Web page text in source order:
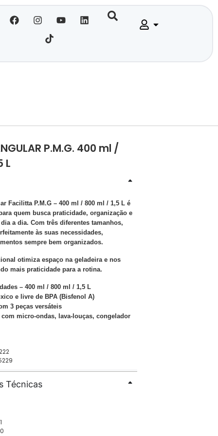
P.M.G. 400 ml /
L
Facilitta P.M.G – 400 ml / 800 ml / 1,5 L é
quem busca praticidade, organização e
a dia. Com três diferentes tamanhos,
às suas necessidades,
sempre bem organizados.
otimiza espaço na geladeira e nos
mais praticidade para a rotina.
– 400 ml / 800 ml / 1,5 L
e livre de BPA (Bisfenol A)
3 peças versáteis
com micro-ondas, lava-louças, congelador
Técnicas